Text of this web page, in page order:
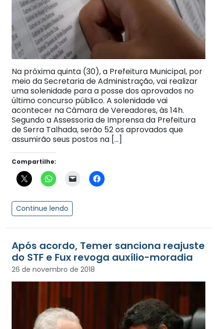
Na próxima quinta (30), a Prefeitura Municipal, por
meio da Secretaria de Administração, vai realizar
uma solenidade para a posse dos aprovados no
último concurso público. A solenidade vai
acontecer na Câmara de Vereadores, às 14h.
Segundo a Assessoria de Imprensa da Prefeitura
de Serra Talhada, serão 52 os aprovados que
assumirão seus postos na […]
Compartilhe:
Continue lendo
Após acordo, Temer sanciona reajuste
do STF e Fux revoga auxílio-moradia
26 de novembro de 2018